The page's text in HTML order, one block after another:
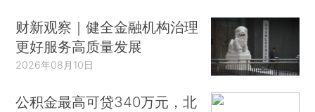
财新观察｜健全金融机构治理
更好服务高质量发展
2026年08月10日
公积金最高可贷340万元，北